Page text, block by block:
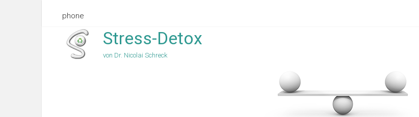
phone
Stress-Detox
von Dr. Nicolai Schreck